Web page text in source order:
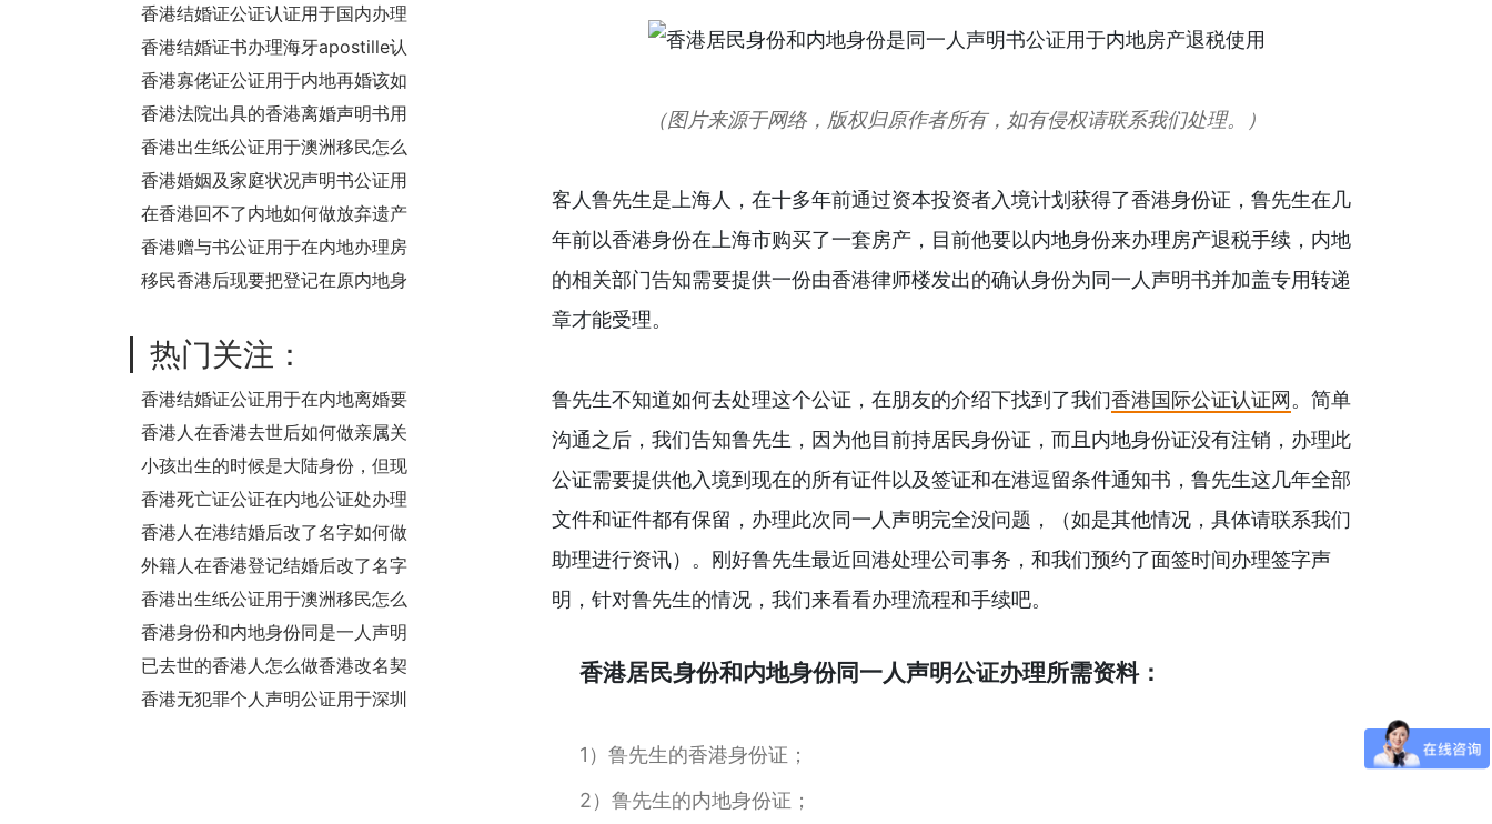
怎么办理？
香港结婚证公证认证用于国内办理
准生证流程
香港结婚证书办理海牙apostille认
证怎么做？
香港寡佬证公证用于内地再婚该如
何处理？
香港法院出具的香港离婚声明书用
于国内买房怎么办理公证？
香港出生纸公证用于澳洲移民怎么
办理？
香港婚姻及家庭状况声明书公证用
于深圳办理房产证详细说明
在香港回不了内地如何做放弃遗产
声明公证呢？
香港赠与书公证用于在内地办理房
产赠与过户手续事宜之用
移民香港后现要把登记在原内地身
是同一个人呢？
热门关注：
香港结婚证公证用于在内地离婚要
怎么办理？
香港人在香港去世后如何做亲属关
系及遗嘱状况声明书公证用于内地
继承呢？
小孩出生的时候是大陆身份，但现
在是香港身份了，怎么证明都是同
一个人呢？
香港死亡证公证在内地公证处办理
内地出生公证书要怎么做
香港人在港结婚后改了名字如何做
结婚证公证用于内地办理死亡公证
书呢？
外籍人在香港登记结婚后改了名字
怎么做结婚证公证在内地使用
香港出生纸公证用于澳洲移民怎么
办理？
香港身份和内地身份同是一人声明
书公证要怎么做？
已去世的香港人怎么做香港改名契
公证用于内地更改房产及银行信息
香港无犯罪个人声明公证用于深圳
（图片来源于网络，版权归原作者所有，如有侵权请联系我们处理。）
客人鲁先生是上海人，在十多年前通过资本投资者入境计划获得了香港身份证，鲁先生在几
年前以香港身份在上海市购买了一套房产，目前他要以内地身份来办理房产退税手续，内地
的相关部门告知需要提供一份由香港律师楼发出的确认身份为同一人声明书并加盖专用转递
章才能受理。
鲁先生不知道如何去处理这个公证，在朋友的介绍下找到了我们香港国际公证认证网 。简单
沟通之后，我们告知鲁先生，因为他目前持居民身份证，而且内地身份证没有注销，办理此
公证需要提供他入境到现在的所有证件以及签证和在港逗留条件通知书，鲁先生这几年全部
文件和证件都有保留，办理此次同一人声明完全没问题，（如是其他情况，具体请联系我们
助理进行资讯）。刚好鲁先生最近回港处理公司事务，和我们预约了面签时间办理签字声
明，针对鲁先生的情况，我们来看看办理流程和手续吧。
香港居民身份和内地身份同一人声明公证办理所需资料：
1）鲁先生的香港身份证；
2）鲁先生的内地身份证；